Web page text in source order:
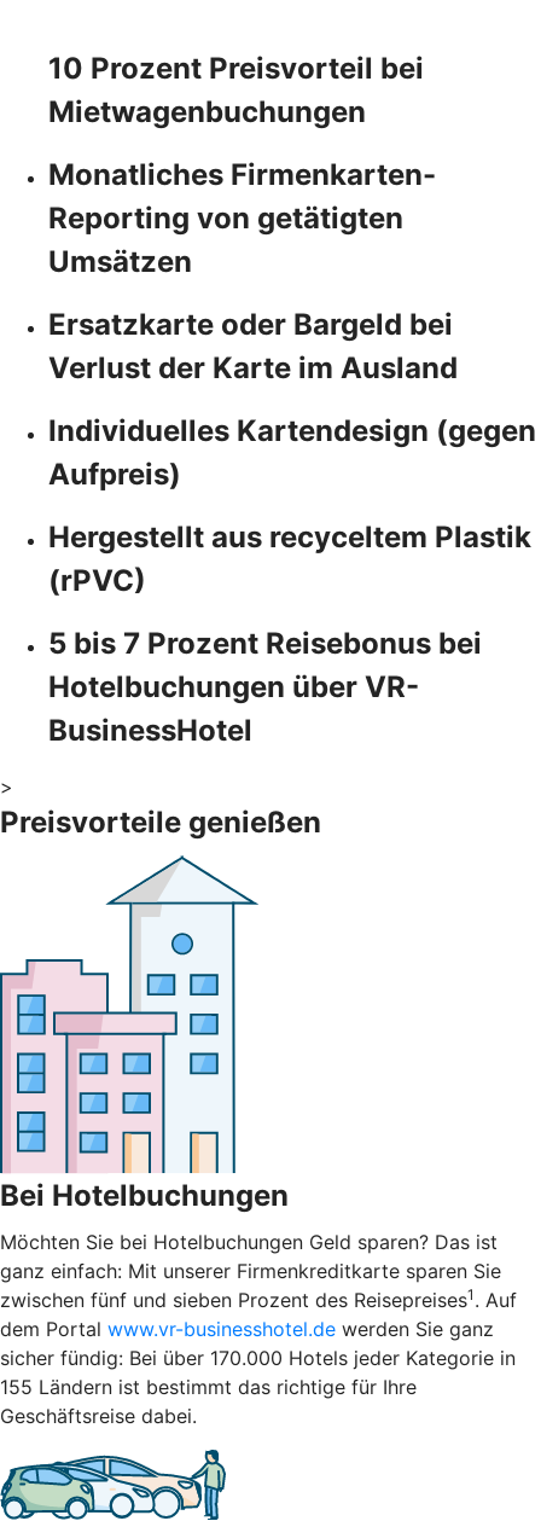
10 Prozent Preisvorteil bei
Mietwagenbuchungen
Monatliches Firmenkarten-
Reporting von getätigten
Umsätzen
Ersatzkarte oder Bargeld bei
Verlust der Karte im Ausland
Individuelles Kartendesign (gegen
Aufpreis)
Hergestellt aus recyceltem Plastik
(rPVC)
5 bis 7 Prozent Reisebonus bei
Hotelbuchungen über VR-
BusinessHotel
>
Preisvorteile genießen
Bei Hotelbuchungen
Möchten Sie bei Hotelbuchungen Geld sparen? Das ist
ganz einfach: Mit unserer Firmenkreditkarte sparen Sie
zwischen fünf und sieben Prozent des Reisepreises1 . Auf
dem Portal www.vr-businesshotel.de werden Sie ganz
sicher fündig: Bei über 170.000 Hotels jeder Kategorie in
155 Ländern ist bestimmt das richtige für Ihre
Geschäftsreise dabei.